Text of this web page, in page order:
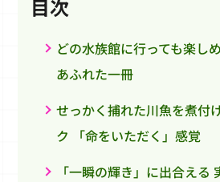
目次
どの水族館に行っても楽し
あふれた一冊
せっかく捕れた川魚を煮付
ク 「命をいただく」感覚
「一瞬の輝き」に出合える